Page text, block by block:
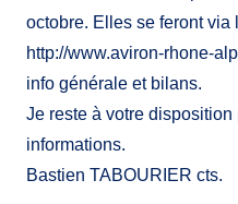
octobre. Elles se feront via
http://www.aviron-rhone-
info générale et bilans.
Je reste à votre
informations.
Bastien TABOURIER cts.